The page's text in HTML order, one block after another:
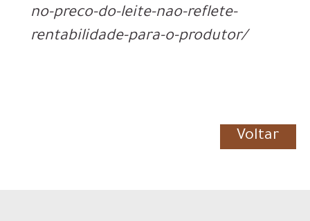
no-preco-do-leite-nao-reflete-
rentabilidade-para-o-produtor/
Voltar